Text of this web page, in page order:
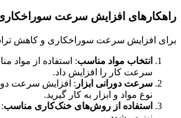
راهکارهای افزایش سرعت
برای افزایش سرعت سوراخکاری و کاهش
انتخاب مواد مناسب: استفاده از مواد
سرعت کار را افزایش داد.
سرعت دورانی ابزار : افزایش سرعت
نوع مواد و ابزار به کار گیرید.
استفاده از روش‌های خنک‌کاری مناسب